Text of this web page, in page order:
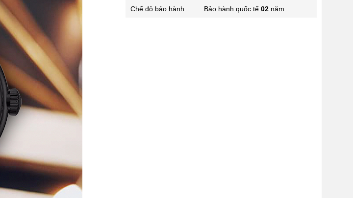
Chế độ bảo hành Bảo hành quốc tế 02năm